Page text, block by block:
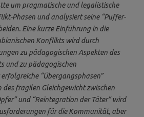
um pragmatische und legalistische
Phasen und analysiert seine “Puffer-
Eine kurze Einführung in die
Konflikts wird durch
zu pädagogischen Aspekten des
und zu pädagogischen
“Übergangsphasen”
des fragilen Gleichgewicht zwischen
und “Reintegration der Täter” wird
für die Kommunität, aber